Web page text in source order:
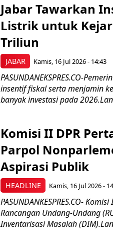
JABAR
Jabar Tawarkan
Listrik untuk
Triliun
Kamis, 16 Jul 2026 - 14:43
PASUNDANEKSPRES.CO-
insentif fiskal serta menjamin
banyak investasi pada
HEADLINE
Komisi II DPR
Parpol
Aspirasi Publik
Kamis, 16 Jul 2026 -
PASUNDANKESPRES.CO-
Rancangan Undang-Undang
Inventarisasi Masalah